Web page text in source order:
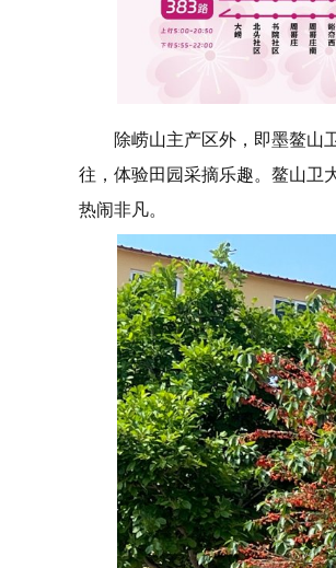
除崂山主产区外，即墨鳌山
往，体验田园采摘乐趣。鳌山卫
热闹非凡。